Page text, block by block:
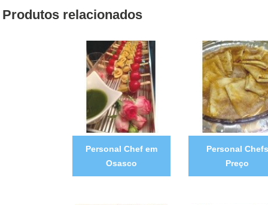
Produtos relacionados
Personal Chef em
Osasco
Personal Chefs
Preço